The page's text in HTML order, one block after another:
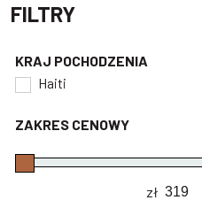
FILTRY
KRAJ POCHODZENIA
Haiti
ZAKRES CENOWY
zł